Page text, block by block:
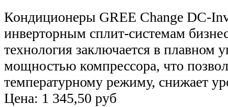
Кондиционеры GREE Change DC-
инверторным сплит-системам
технология заключается в плавном
мощностью компрессора, что
температурному режиму, снижает
Цена: 1 345,50 руб